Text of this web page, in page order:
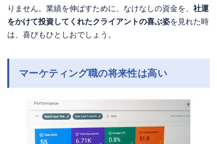
りません。業績を伸ばすために、なけなしの資金を、 社運
をかけて投資してくれたクライアントの喜ぶ姿を見れた時
は、喜びもひとしおでしょう。
マーケティング職の将来性は高い